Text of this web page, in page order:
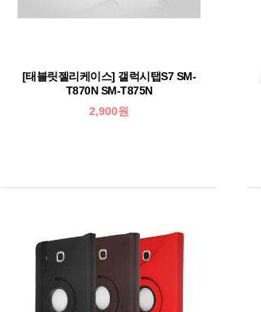
[태블릿젤리케이스] 갤럭시탭S7 SM-
T870N SM-T875N
2,900원